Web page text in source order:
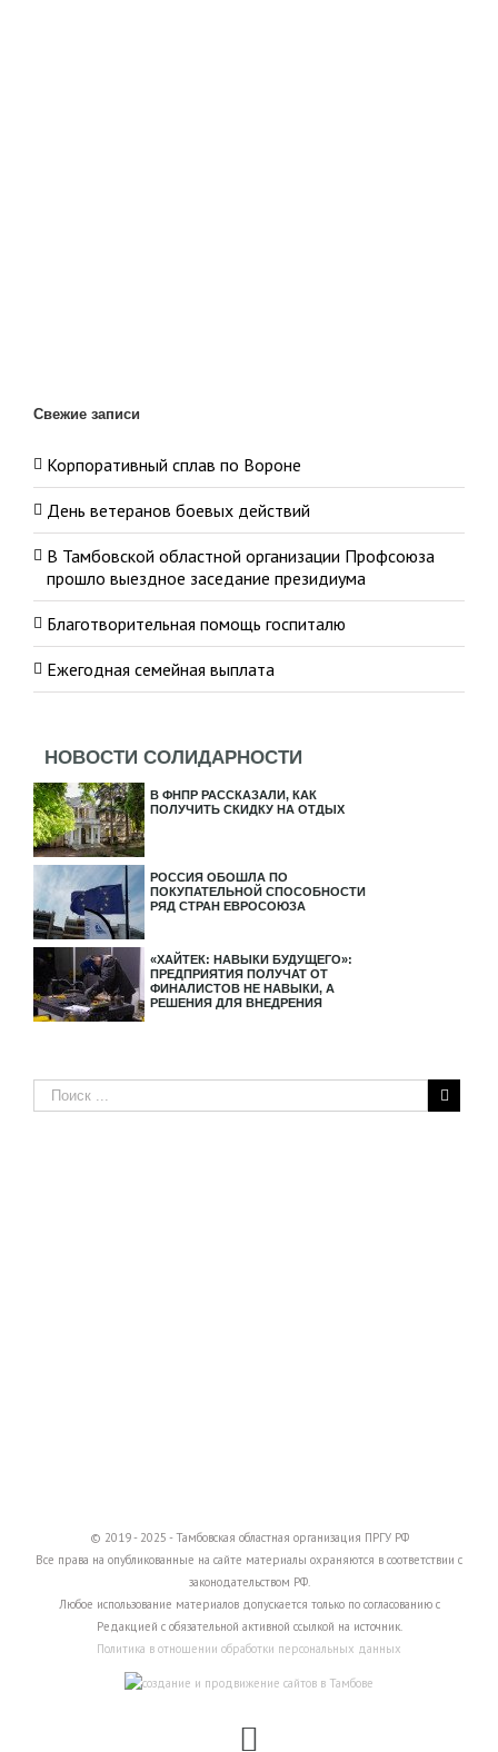
Свежие записи
Корпоративный сплав по Вороне
День ветеранов боевых действий
В Тамбовской областной организации Профсоюза
прошло выездное заседание президиума
Благотворительная помощь госпиталю
Ежегодная семейная выплата
НОВОСТИ СОЛИДАРНОСТИ
В ФНПР РАССКАЗАЛИ, КАК
ПОЛУЧИТЬ СКИДКУ НА ОТДЫХ
РОССИЯ ОБОШЛА ПО
ПОКУПАТЕЛЬНОЙ СПОСОБНОСТИ
РЯД СТРАН ЕВРОСОЮЗА
«ХАЙТЕК: НАВЫКИ БУДУЩЕГО»:
ПРЕДПРИЯТИЯ ПОЛУЧАТ ОТ
ФИНАЛИСТОВ НЕ НАВЫКИ, А
РЕШЕНИЯ ДЛЯ ВНЕДРЕНИЯ
© 2019 - 2025 - Тамбовская областная организация ПРГУ РФ
Все права на опубликованные на сайте материалы охраняются в соответствии с
законодательством РФ.
Любое использование материалов допускается только по согласованию с
Редакцией с обязательной активной ссылкой на источник.
Политика в отношении обработки персональных данных